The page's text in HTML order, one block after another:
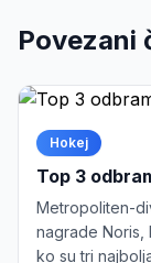
Povezani
Hokej
Top 3
Metropoliten-
nagrade Noris,
ko su tri